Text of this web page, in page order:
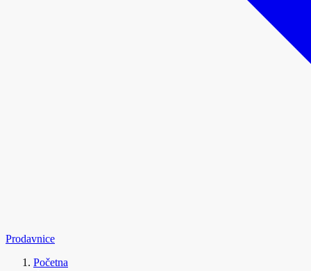
Prodavnice
Početna